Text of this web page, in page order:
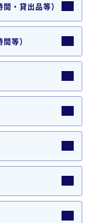
・貸出品等）
等）